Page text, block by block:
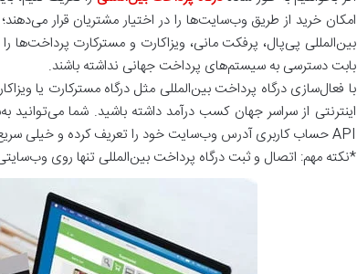
امکان خرید از طریق وب‌سایت‌ها را در اختیار مشتریان قرار
بین‌المللی پی‌پال، پرفکت مانی، ویزاکارت و مسترکارت پرداخت‌ها
بابت دسترسی به سیستم‌های پرداخت جهانی‌ نداشته باشند.
با فعال‌سازی درگاه پرداخت بین‌المللی مثل درگاه مسترکارت یا
اینترنتی از سراسر جهان کسب درآمد داشته باشید. شما
API حساب کاربری آدرس وب‌سایت خود را تعریف کرده و خیلی سریع درگاه را به‌صورت مستقیم به وب‌سایت متصل کنید.
*نکته مهم: اتصال و ثبت درگاه پرداخت بین‌المللی تنها روی